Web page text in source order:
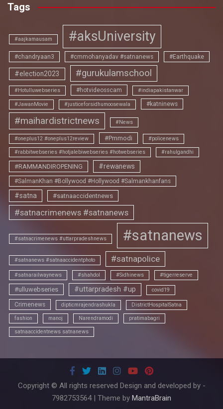
Tags
#aajkamausam #aksUniversity
#chandryaan3 #cmmohanyadav #satnanews #Earthquake
#election2023 #gurukulamschool
#Hotulluwebseries #hotvideosscam #indiapakistanwar
#JawanMovie #justiceforsidhumoosewala #katninews
#maihardistrictnews #News
#oneplus12 #oneplus12review #Pmmodi #policenews
#rabbitwebseries #hotjalebiwebseries #hotwebseries #rahulgandhi
#RAMMANDIROPENING #rewanews
#SalmanKhan #Bollywood #Hollywood #Salmankhanfans
#satna #satnaaccidentnews
#satnacrimenews #satnanews
#satnacrimenews #uttarpradeshnews #satnanews
#satnanews #satnaaccidentphoto #satnapolice
#satnarailwaynews #shahdol #Sidhinews #tigerreserve
#ulluwebseries #uttarpradesh #up covid19
Crimenews dipticmrajendrashukla DistrictHospitalSatna
fashion manoj Narendramodi pratimabagri
satnaaccidentnews satnanews
Copyright © All rights reserved Design and developed by -
7982753564 | Theme by MantraBrain